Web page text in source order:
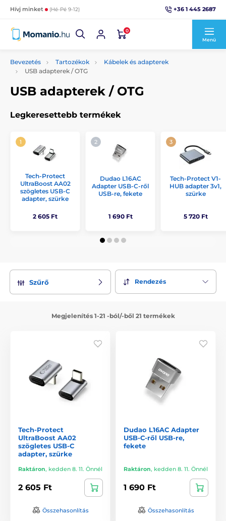
Hívj minket (Hé-Pé 9-12) +36 1 445 2687
0
Menü
Bevezetés Tartozékok
Kábelek és adapterek
USB adapterek / OTG
USB adapterek / OTG
Legkeresettebb termékek
Tech-Protect
UltraBoost AA02
szögletes USB-C
adapter, szürke
2 605 Ft
Dudao L16AC
Adapter USB-C-ről
USB-re, fekete
1 690 Ft
Tech-Protect V1-
HUB adapter 3v1,
szürke
5 720 Ft
Szűrő Rendezés
Megjelenítés 1-21 -ból/-ből 21 termékek
Tech-Protect
UltraBoost AA02
szögletes USB-C
adapter, szürke
Raktáron, kedden 8. 11. Önnél
2 605 Ft
Összehasonlítás
Dudao L16AC Adapter
USB-C-ről USB-re,
fekete
Raktáron, kedden 8. 11. Önnél
1 690 Ft
Összehasonlítás